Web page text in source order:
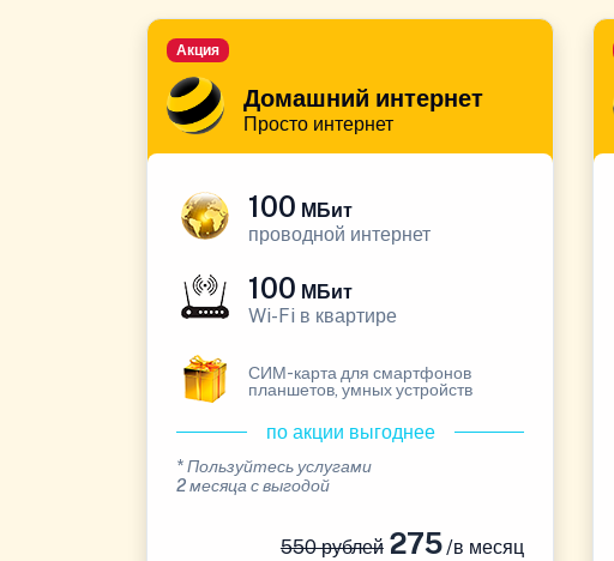
Домашний интернет
Просто интернет
Акция
100 МБит
проводной интернет
100 МБит
Wi-Fi в квартире
СИМ-карта для смартфонов
планшетов, умных устройств
по акции выгоднее
* Пользуйтесь услугами
2 месяца с выгодой
550 рублей275/в месяц